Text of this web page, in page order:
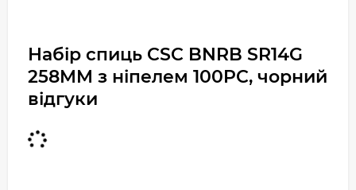
Набір спиць CSC BNRB SR14G
258MM з ніпелем 100PC, чорний
відгуки